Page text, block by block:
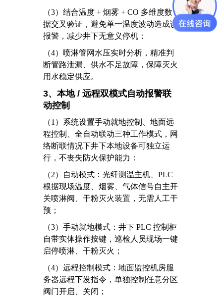
（3）结合温度 + 烟雾 + CO 多维度数
据交叉验证，避免单一温度波动造成误
报警，减少井下无意义停机；
（4） 喷淋管网水压实时分析，精准判
断管路泄漏、供水不足故障，保障灭火
用水稳定供应。
3、本地 / 远程双模式自动报警联
动控制
（1） 系统设置手动就地控制、地面远
程控制、全自动联动三种工作模式，网
络断联情况下井下本地设备可独立运
行，不丧失防火保护能力：
（2）
自动模式：光纤测温主机、PLC
根据现场温度、烟雾、气体信号自主开
关喷淋阀、干粉灭火装置，无需人工干
预；
（3）手动就地模式：井下 PLC 控制柜
自带实体操作按键，巡检人员现场一键
启停喷淋、干粉灭火；
（4）远程控制模式：地面监控机房服
务器远程下发指令，单独控制任意分区
阀门开启、关闭；